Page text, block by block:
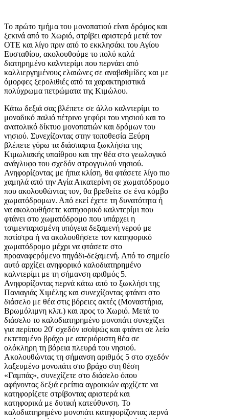
Το πρώτο τμήμα του μονοπατιού είναι δρόμος και
ξεκινά από το Χωριό, στρίβει αριστερά μετά τον
ΟΤΕ και λίγο πριν από το εκκλησάκι του Αγίου
Ευσταθίου, ακολουθούμε το πολύ καλά
διατηρημένο καλντερίμι που περνάει από
καλλιεργημένους ελαιώνες σε αναβαθμίδες και με
όμορφες ξερολιθιές από τα χαρακτηριστικά
πολύχρωμα πετρώματα της Κιμώλου.
Κάτω δεξιά σας βλέπετε σε άλλο καλντερίμι το
μοναδικό παλιό πέτρινο γεφύρι του νησιού και το
ανατολικό δίκτυο μονοπατιών και δρόμων του
νησιού. Συνεχίζοντας στην τοποθεσία Ξεύρη
βλέπετε γύρω τα διάσπαρτα ξωκλήσια της
Κιμωλιακής υπαίθρου και την θέα στο γεωλογικό
ανάγλυφο του σχεδόν στρογγυλού νησιού.
Ανηφορίζοντας με ήπια κλίση, θα φτάσετε λίγο πιο
χαμηλά από την Αγία Αικατερίνη σε χωματόδρομο
που ακολουθώντας τον, θα βρεθείτε σε ένα κόμβο
χωματόδρομων. Από εκεί έχετε τη δυνατότητα ή
να ακολουθήσετε κατηφορικό καλντερίμι που
φτάνει στο χωματόδρομο που υπάρχει η
τσιμενταρισμένη υπόγεια δεξαμενή νερού με
ποτίστρα ή να ακολουθήσετε τον κατηφορικό
χωματόδρομο μέχρι να φτάσετε στο
προαναφερόμενο πηγάδι-δεξαμενή. Από το σημείο
αυτό αρχίζει ανηφορικό καλοδιατηρημένο
καλντερίμι με τη σήμανση αριθμός 5.
Ανηφορίζοντας περνά κάτω από το ξωκλήσι της
Πανιαγιάς Χιμέλης και συνεχίζοντας φτάνει στο
διάσελο με θέα στις βόρειες ακτές (Μοναστήρια,
Βρωμόλιμνη κλπ.) και προς το Χωριό. Μετά το
διάσελο το καλοδιατηρημένο μονοπάτι συνεχίζει
για περίπου 20' σχεδόν ισοϊψώς και φτάνει σε λείο
εκτεταμένο βράχο με απεριόριστη θέα σε
ολόκληρη τη βόρεια πλευρά του νησιού.
Ακολουθώντας τη σήμανση αριθμός 5 στο σχεδόν
λαξευμένο μονοπάτι στο βράχο στη θέση
«Γαμπάς», συνεχίζετε στο διάσελο όπου
αφήνοντας δεξιά ερείπια αγροικιών αρχίζετε να
κατηφορίζετε στρίβοντας αριστερά και
κατηφορικά με δυτική κατεύθυνση. Το
καλοδιατηρημένο μονοπάτι κατηφορίζοντας περνά